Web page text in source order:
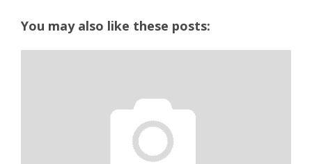
You may also like these posts: